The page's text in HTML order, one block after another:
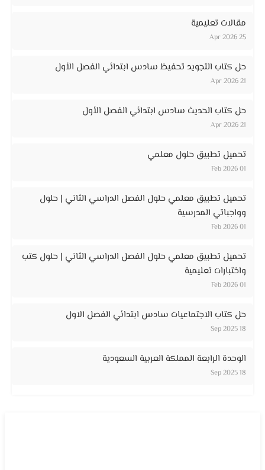
مقالات تعليمية
25 Apr 2026
حل كتاب التجويد تحفيظ سادس ابتدائي الفصل الأول
21 Apr 2026
حل كتاب الحديث سادس ابتدائي الفصل الأول
21 Apr 2026
تحميل تطبيق حلول معلمي
01 Feb 2026
تحميل تطبيق معلمي حلول الفصل الدراسي الثاني | حلول
وواجباتي المدرسية
01 Feb 2026
تحميل تطبيق معلمي حلول الفصل الدراسي الثاني | حلول كتب
واختبارات تعليمية
01 Feb 2026
حل كتاب الاجتماعيات سادس ابتدائي الفصل الاول
18 Sep 2025
الوحدة الرابعة المملكة العربية السعودية
18 Sep 2025